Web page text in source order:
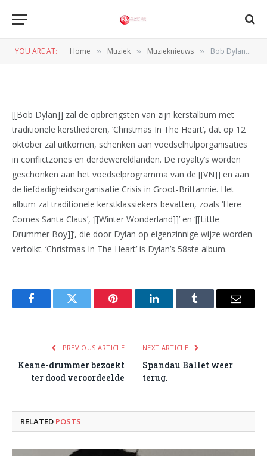
YOU ARE AT: Home » Muziek » Muzieknieuws » Bob Dylan schenkt opbrengsten aan goed doel
Bob Dylan schenkt
[[Bob Dylan]] zal de opbrengsten van zijn kerstalbum met
traditionele kerstliederen, ‘Christmas In The Heart’, dat op 12
oktober zal uitkomen, schenken aan voedselhulporganisaties
in conflictzones en derdewereldlanden. De royalty’s worden
geschonken aan het voedselprogramma van de [[VN]] en aan
de liefdadigheidsorganisatie Crisis in Groot-Brittannië. Het
album zal traditionele kerstklassiekers bevatten, zoals ‘Here
Comes Santa Claus’, ‘[[Winter Wonderland]]’ en ‘[[Little
Drummer Boy]]’, die door Dylan op eigenzinnige wijze worden
vertolkt. ‘Christmas In The Heart’ is Dylan’s 58ste album.
FacebookTwitter Pinterest LinkedInTumblr Email
PREVIOUS ARTICLE
Keane-drummer bezoekt
ter dood veroordeelde
NEXT ARTICLE
Spandau Ballet weer
terug.
RELATED POSTS